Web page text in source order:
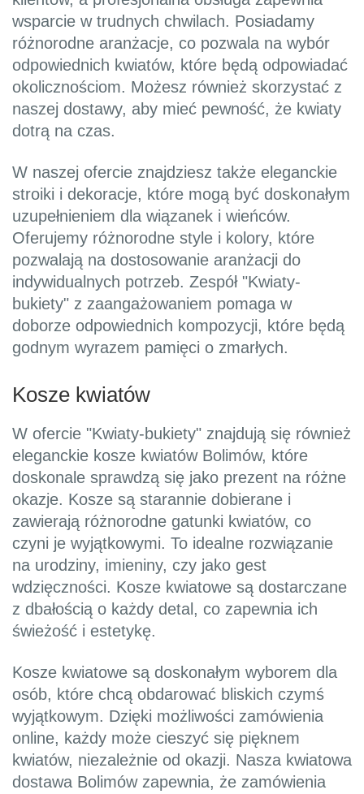
wsparcie w trudnych chwilach. Posiadamy
różnorodne aranżacje, co pozwala na wybór
odpowiednich kwiatów, które będą odpowiadać
okolicznościom. Możesz również skorzystać z
naszej dostawy, aby mieć pewność, że kwiaty
dotrą na czas.
W naszej ofercie znajdziesz także eleganckie
stroiki i dekoracje, które mogą być doskonałym
uzupełnieniem dla wiązanek i wieńców.
Oferujemy różnorodne style i kolory, które
pozwalają na dostosowanie aranżacji do
indywidualnych potrzeb. Zespół "Kwiaty-
bukiety" z zaangażowaniem pomaga w
doborze odpowiednich kompozycji, które będą
godnym wyrazem pamięci o zmarłych.
Kosze kwiatów
W ofercie "Kwiaty-bukiety" znajdują się również
eleganckie kosze kwiatów Bolimów, które
doskonale sprawdzą się jako prezent na różne
okazje. Kosze są starannie dobierane i
zawierają różnorodne gatunki kwiatów, co
czyni je wyjątkowymi. To idealne rozwiązanie
na urodziny, imieniny, czy jako gest
wdzięczności. Kosze kwiatowe są dostarczane
z dbałością o każdy detal, co zapewnia ich
świeżość i estetykę.
Kosze kwiatowe są doskonałym wyborem dla
osób, które chcą obdarować bliskich czymś
wyjątkowym. Dzięki możliwości zamówienia
online, każdy może cieszyć się pięknem
kwiatów, niezależnie od okazji. Nasza kwiatowa
dostawa Bolimów zapewnia, że zamówienia